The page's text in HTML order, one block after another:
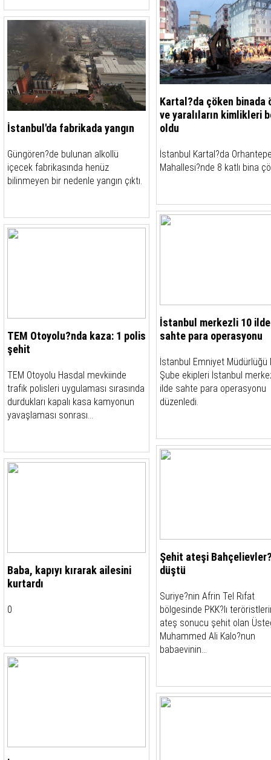
Kartal?da çöken binada
ve yaralıların kimlikleri
oldu
İstanbul Kartal?da
Mahallesi?nde 8 katlı bina
İstanbul'da fabrikada yangın
Güngören?de bulunan alkollü
içecek fabrikasında henüz
bilinmeyen bir nedenle yangın çıktı.
İstanbul merkezli 10 ilde
sahte para operasyonu
İstanbul Emniyet Müdürlüğü
Şube ekipleri İstanbul
ilde sahte para operasyonu
düzenledi.
TEM Otoyolu?nda kaza: 1 polis
şehit
TEM Otoyolu Hasdal mevkiinde
trafik polisleri uygulaması sırasında
durdukları kapalı kasa kamyonun
yavaşlaması sonrası...
Şehit ateşi
düştü
Suriye?nin Afrin Tel Rıfat
bölgesinde PKK?lı
ateş sonucu şehit olan
Muhammed Ali Kalo?nun
babaevinin...
Baba, kapıyı kırarak ailesini
kurtardı
0